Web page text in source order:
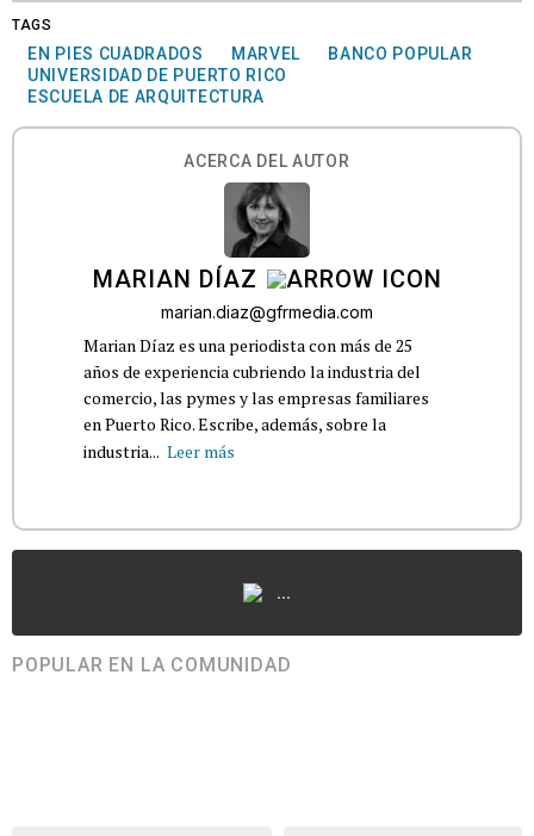
TAGS
EN PIES CUADRADOS MARVEL
BANCO POPULAR
UNIVERSIDAD DE PUERTO RICO
ESCUELA DE ARQUITECTURA
ACERCA DEL AUTOR
MARIAN DÍAZ
marian.diaz@gfrmedia.com
Marian Díaz es una periodista con más de 25
años de experiencia cubriendo la industria del
comercio, las pymes y las empresas familiares
en Puerto Rico. Escribe, además, sobre la
industria... Leer más
...
POPULAR EN LA COMUNIDAD